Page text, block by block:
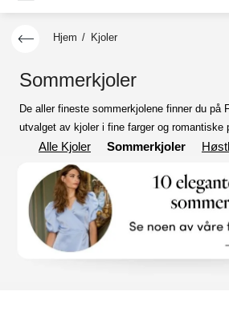
Hjem / Kjoler
Sommerkjoler
De aller fineste sommerkjolene finner du på
utvalget av kjoler i fine farger og romantiske
Alle Kjoler Sommerkjoler